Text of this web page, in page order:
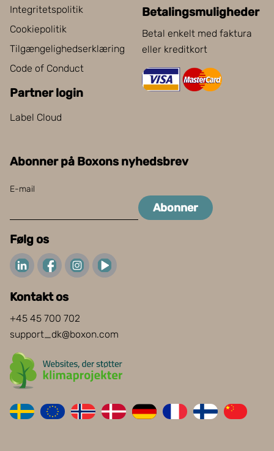
Integritetspolitik
Cookiepolitik
Tilgængelighedserklæring
Code of Conduct
Partner login
Label Cloud
Betalingsmuligheder
Betal enkelt med faktura
eller kreditkort
Abonner på Boxons nyhedsbrev
E-mail
Abonner
Følg os
Kontakt os
+45 45 700 702
support_dk@boxon.com